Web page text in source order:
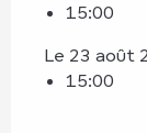
15:00
Le 23 août
15:00